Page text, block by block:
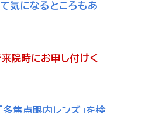
気になるところもあ
院時にお申し付けく
焦点眼内レンズ」を検